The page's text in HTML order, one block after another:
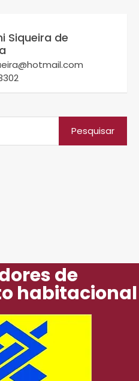
Siqueira de
de
habitacional